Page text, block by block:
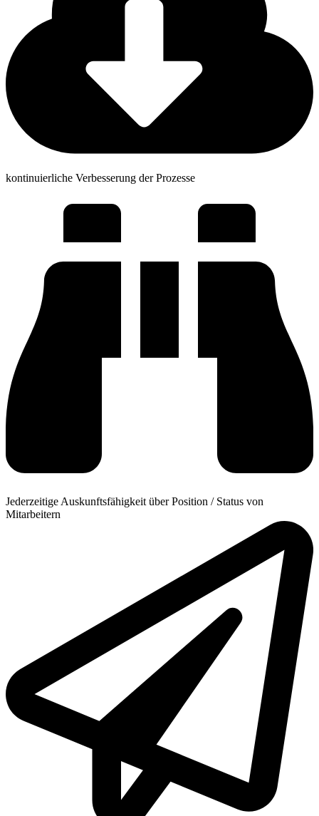
kontinuierliche Verbesserung der Prozesse
Jederzeitige Auskunftsfähigkeit über Position / Status von
Mitarbeitern